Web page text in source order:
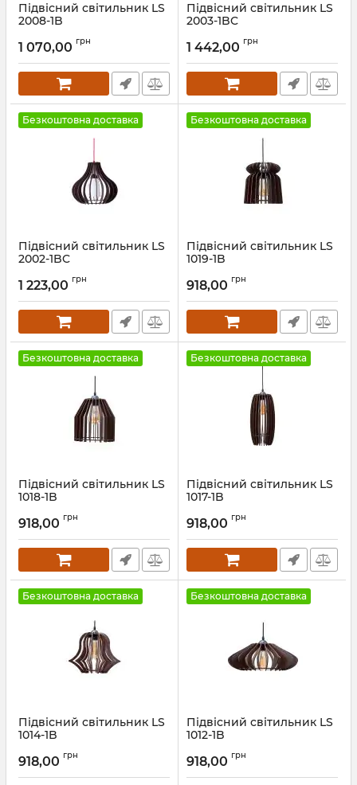
Підвісний світильник LS
2008-1B
1 070,00 грн
Підвісний світильник LS
2003-1BC
1 442,00 грн
Безкоштовна доставка
Підвісний світильник LS
2002-1BC
1 223,00 грн
Безкоштовна доставка
Підвісний світильник LS
1019-1B
918,00 грн
Безкоштовна доставка
Підвісний світильник LS
1018-1B
918,00 грн
Безкоштовна доставка
Підвісний світильник LS
1017-1B
918,00 грн
Безкоштовна доставка
Підвісний світильник LS
1014-1B
918,00 грн
Безкоштовна доставка
Підвісний світильник LS
1012-1B
918,00 грн